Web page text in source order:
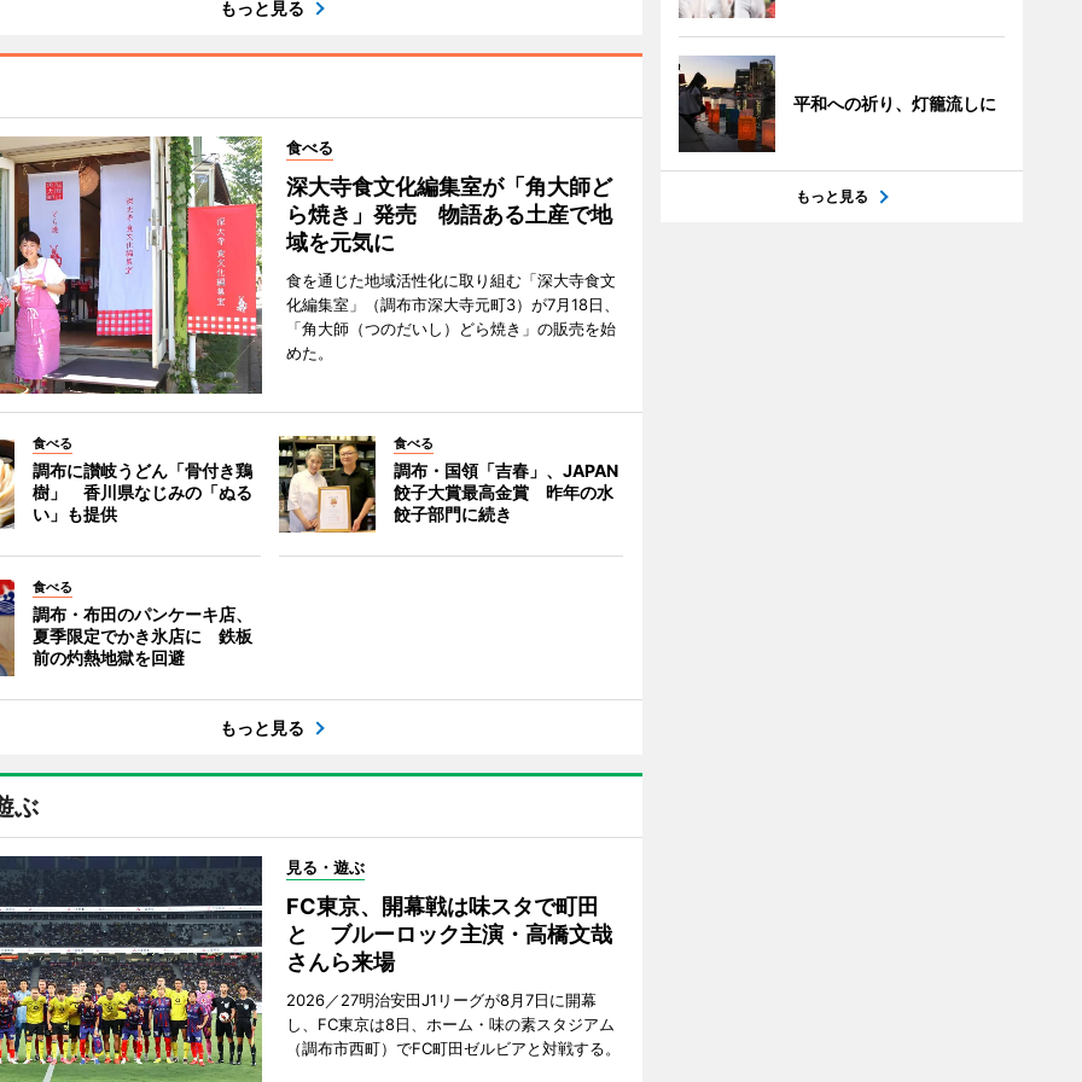
もっと見る
食べる
深大寺食文化編集室が「角大師ど
ら焼き」発売 物語ある土産で地
域を元気に
食を通じた地域活性化に取り組む「深大寺食文
化編集室」（調布市深大寺元町3）が7月18日、
「角大師（つのだいし）どら焼き」の販売を始
めた。
食べる
調布に讃岐うどん「骨付き鶏
樹」 香川県なじみの「ぬる
い」も提供
食べる
調布・国領「吉春」、JAPAN
餃子大賞最高金賞 昨年の水
餃子部門に続き
食べる
調布・布田のパンケーキ店、
夏季限定でかき氷店に 鉄板
前の灼熱地獄を回避
もっと見る
ぶ
見る・遊ぶ
FC東京、開幕戦は味スタで町田
と ブルーロック主演・高橋文哉
さんら来場
2026／27明治安田J1リーグが8月7日に開幕
し、FC東京は8日、ホーム・味の素スタジアム
（調布市西町）でFC町田ゼルビアと対戦する。
平和への祈り、灯籠流しに
もっと見る